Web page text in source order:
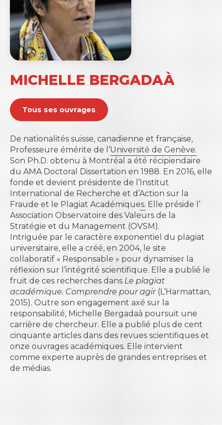
MICHELLE BERGADAÀ
Tous ses ouvrages
De nationalités suisse, canadienne et française,
Professeure émérite de l’Université de Genève.
Son Ph.D. obtenu à Montréal a été récipiendaire
du AMA Doctoral Dissertation en 1988. En 2016, elle
fonde et devient présidente de l’Institut
International de Recherche et d’Action sur la
Fraude et le Plagiat Académiques. Elle préside l’
Association Observatoire des Valeurs de la
Stratégie et du Management (OVSM).
Intriguée par le caractère exponentiel du plagiat
universitaire, elle a créé, en 2004, le site
collaboratif « Responsable » pour dynamiser la
réflexion sur l’intégrité scientifique. Elle a publié le
fruit de ces recherches dans Le plagiat
académique. Comprendre pour agir(L’Harmattan,
2015). Outre son engagement axé sur la
responsabilité, Michelle Bergadaà poursuit une
carrière de chercheur. Elle a publié plus de cent
cinquante articles dans des revues scientifiques et
onze ouvrages académiques. Elle intervient
comme experte auprès de grandes entreprises et
de médias.